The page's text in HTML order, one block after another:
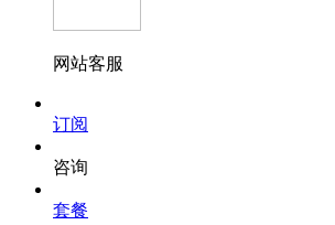
网站客服
订阅
咨询
套餐